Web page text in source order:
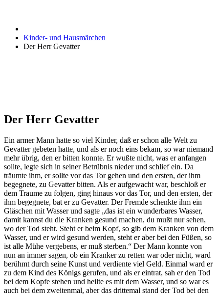
Kinder- und Hausmärchen
Der Herr Gevatter
Der Herr Gevatter
Ein armer Mann hatte so viel Kinder, daß er schon alle Welt zu
Gevatter gebeten hatte, und als er noch eins bekam, so war niemand
mehr übrig, den er bitten konnte. Er wußte nicht, was er anfangen
sollte, legte sich in seiner Betrübnis nieder und schlief ein. Da
träumte ihm, er sollte vor das Tor gehen und den ersten, der ihm
begegnete, zu Gevatter bitten. Als er aufgewacht war, beschloß er
dem Traume zu folgen, ging hinaus vor das Tor, und den ersten, der
ihm begegnete, bat er zu Gevatter. Der Fremde schenkte ihm ein
Gläschen mit Wasser und sagte „das ist ein wunderbares Wasser,
damit kannst du die Kranken gesund machen, du mußt nur sehen,
wo der Tod steht. Steht er beim Kopf, so gib dem Kranken von dem
Wasser, und er wird gesund werden, steht er aber bei den Füßen, so
ist alle Mühe vergebens, er muß sterben.“ Der Mann konnte von
nun an immer sagen, ob ein Kranker zu retten war oder nicht, ward
berühmt durch seine Kunst und verdiente viel Geld. Einmal ward er
zu dem Kind des Königs gerufen, und als er eintrat, sah er den Tod
bei dem Kopfe stehen und heilte es mit dem Wasser, und so war es
auch bei dem zweitenmal, aber das drittemal stand der Tod bei den